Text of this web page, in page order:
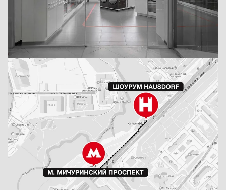
самый лучший кофе из зерен. Длинный шнур позволяет устанавливать
кофемашину там, где удобно.
Hausdorf оказываетсервисные услуги для кофемашин Neff.